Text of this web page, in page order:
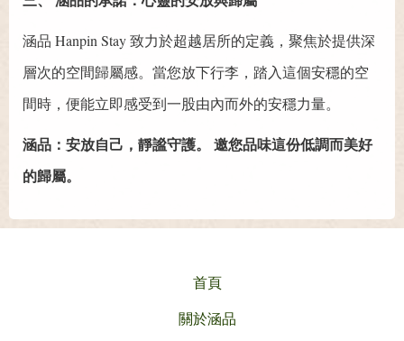
涵品 Hanpin Stay 致力於超越居所的定義，聚焦於提供深
層次的空間歸屬感。當您放下行李，踏入這個安穩的空
間時，便能立即感受到一股由內而外的安穩力量。
涵品：安放自己，靜謐守護。 邀您品味這份低調而美好
的歸屬。
首頁
關於涵品